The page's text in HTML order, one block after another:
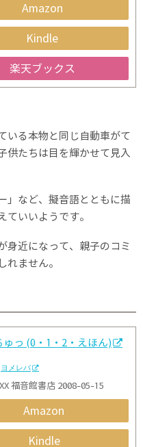
Amazon
Kindle
楽天ブックス
いる本物と同じ自動車がて
供たちは目を輝かせて見入
」など、擬音語とともに描
いいようです。
身近になって、親子のコミ
ません。
ゅっ (0・1・2・えほん)
ヨメレバ
福音館書店 2008-05-15
Amazon
Kindle